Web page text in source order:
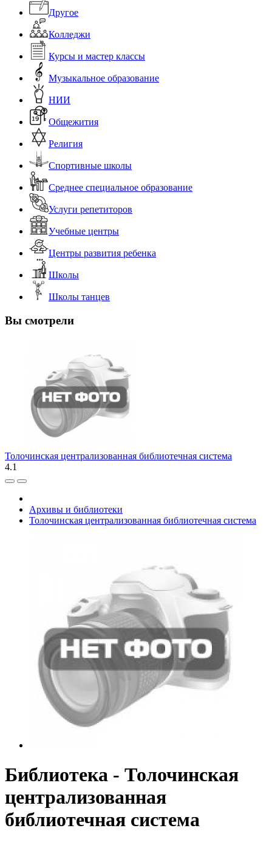
Другое
Колледжи
Курсы и мастер классы
Музыкальное образование
НИИ
Общежития
Религия
Спортивные школы
Среднее специальное образование
Услуги репетиторов
Учебные центры
Центры развития ребенка
Школы
Школы танцев
Вы смотрели
Толочинская централизованная библиотечная система
4.1
Архивы и библиотеки
Толочинская централизованная библиотечная система
Библиотека - Толочинская
централизованная
библиотечная система